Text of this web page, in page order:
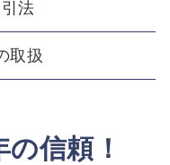
法
取扱
信頼！